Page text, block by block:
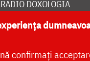
RADIO DOXOLOGIA
confirmați